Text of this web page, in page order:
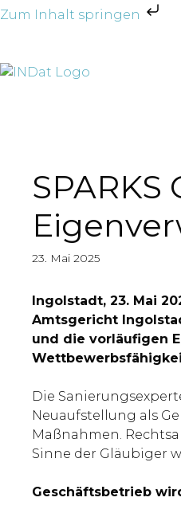
Zum Inhalt springen
23. Mai 2025
Ingolstadt, 23. Mai
Amtsgericht
und die vorläufigen
Die
Neuaufstellung als
Maßnahmen.
Sinne der Gläubiger
Geschäftsbetrieb